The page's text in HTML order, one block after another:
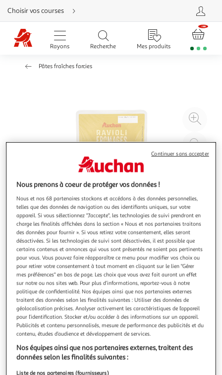
Aller
directement
au
contenu
Aller
directement
Aller
Choisir vos courses
Rayons Recherche Mes produits
Pâtes fraîches farcies
à
Illustration
précédente
Illustration
suivante
4.0 (31)
AUCHAN
Ravioli aux fromages
accompagnées d'une salade, les pates farcies sont idéales
pour un plat complet et familial du quotidien
En savoir +
2 parts
Vous voulez connaître le prix de ce produit ?
Nous prenons à coeur de protéger vos données !
Nous et nos 68 partenaires stockons et accédons à des données personnelles,
telles que des données de navigation ou des identifiants uniques, sur votre
appareil. Si vous sélectionnez "J'accepte", les technologies de suivi prendront en
charge les finalités affichées dans la section « Nous et nos partenaires traitons
des données pour fournir ». Si vous retirez votre consentement, elles seront
désactivées. Si les technologies de suivi sont désactivées, il est possible que
certains contenus et annonces qui vous sont présentés ne soient pas pertinents
pour vous. Vous pouvez faire réapparaître ce menu pour modifier vos choix ou
pour retirer votre consentement à tout moment en cliquant sur le lien "Gérer
mes préférences" en bas de page. Les choix que vous avez fait auront un effet
sur notre ou nos sites web. Pour plus d’informations, reportez-vous à notre
politique de confidentialité. Nos équipes ainsi que nos partenaires externes
traitent des données selon les finalités suivantes : Utiliser des données de
géolocalisation précises. Analyser activement les caractéristiques de l’appareil
pour l’identification. Stocker et/ou accéder à des informations sur un appareil.
Publicités et contenu personnalisés, mesure de performance des publicités et du
contenu, études d’audience et développement de services.
Nos équipes ainsi que nos partenaires externes, traitent des
données selon les finalités suivantes :
Liste de nos partenaires (fournisseurs)
Continuer sans accepter